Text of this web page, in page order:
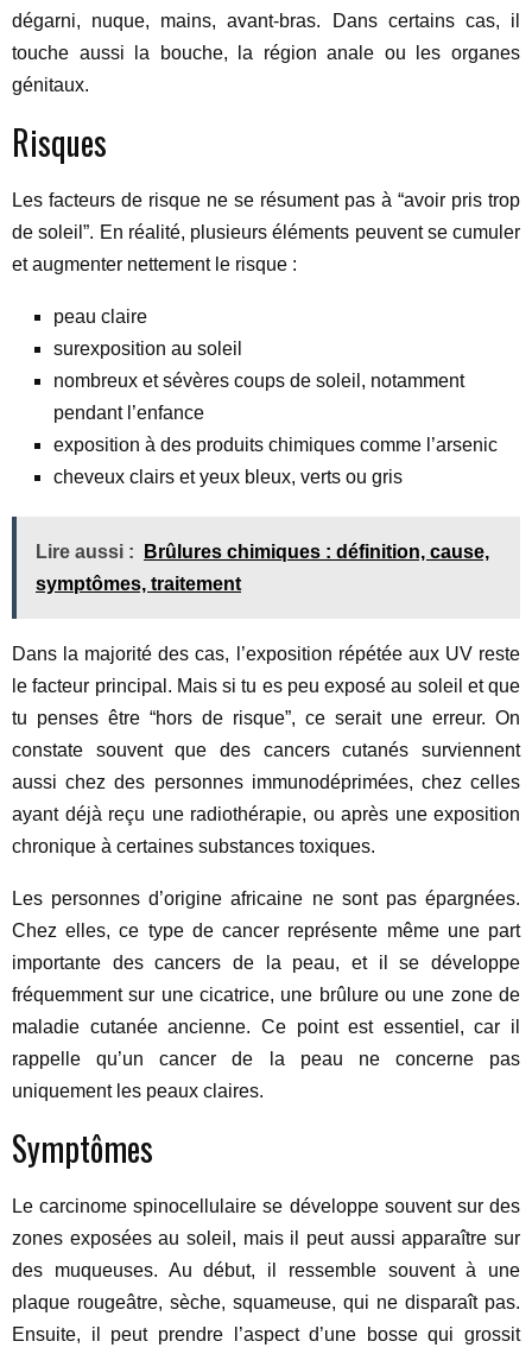
dégarni, nuque, mains, avant-bras. Dans certains cas, il
touche aussi la bouche, la région anale ou les organes
génitaux.
Risques
Les facteurs de risque ne se résument pas à “avoir pris trop
de soleil”. En réalité, plusieurs éléments peuvent se cumuler
et augmenter nettement le risque :
peau claire
surexposition au soleil
nombreux et sévères coups de soleil, notamment
pendant l’enfance
exposition à des produits chimiques comme l’arsenic
cheveux clairs et yeux bleux, verts ou gris
Lire aussi :
Brûlures chimiques : définition, cause,
symptômes, traitement
Dans la majorité des cas, l’exposition répétée aux UV reste
le facteur principal. Mais si tu es peu exposé au soleil et que
tu penses être “hors de risque”, ce serait une erreur. On
constate souvent que des cancers cutanés surviennent
aussi chez des personnes immunodéprimées, chez celles
ayant déjà reçu une radiothérapie, ou après une exposition
chronique à certaines substances toxiques.
Les personnes d’origine africaine ne sont pas épargnées.
Chez elles, ce type de cancer représente même une part
importante des cancers de la peau, et il se développe
fréquemment sur une cicatrice, une brûlure ou une zone de
maladie cutanée ancienne. Ce point est essentiel, car il
rappelle qu’un cancer de la peau ne concerne pas
uniquement les peaux claires.
Symptômes
Le carcinome spinocellulaire se développe souvent sur des
zones exposées au soleil, mais il peut aussi apparaître sur
des muqueuses. Au début, il ressemble souvent à une
plaque rougeâtre, sèche, squameuse, qui ne disparaît pas.
Ensuite, il peut prendre l’aspect d’une bosse qui grossit